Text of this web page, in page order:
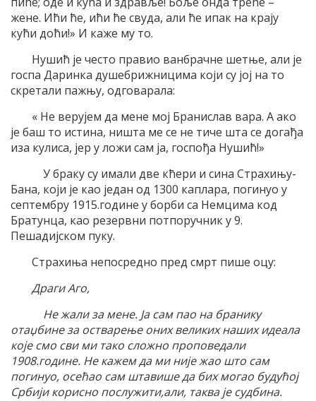
жене. Ићи ће, ићи ће свуда, али ће ипак на крају
кући доћи!» И каже му то.
Нушић је често правио ванбрачне шетње, али је
госпа Даринка душебрижницима који су јој на то
скретали пажњу, одговарала:
« Не верујем да мене мој Бранислав вара. А ако
је баш то истина, ништа ме се не тиче шта се догађа
иза кулиса, јер у ложи сам ја, госпођа Нушић!»
У браку су имали две кћери и сина Страхињу-
Бана, који је као један од 1300 каплара, погинуо у
септембру 1915.године у борби са Немцима код
Братунца, као резервни потпоручник у 9.
Пешадијском пуку.
Страхиња непосредно пред смрт пише оцу:
Драги Аго,
Не жали за мене. Ја сам пао на бранику
отаџбине за остварење оних великих наших идеала
које смо сви ми тако сложно проповедали
1908.године. Не кажем да ми није жао што сам
погинуо, осећао сам штавише да бих могао будућој
Србији корисно послужити,али, таква је судбина.